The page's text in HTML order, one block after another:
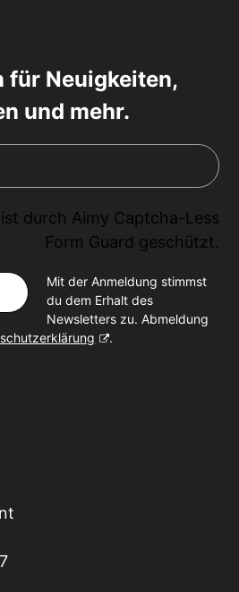
für Neuigkeiten,
und mehr.
durch Aimy Captcha-Less
Form Guard geschützt.
Mit der Anmeldung stimmst
du dem Erhalt des
Newsletters zu. Abmeldung
.